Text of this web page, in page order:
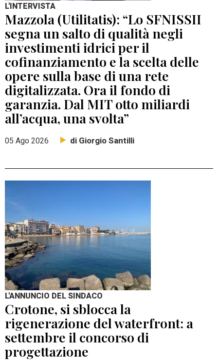
L'INTERVISTA
Mazzola (Utilitatis): “Lo SFNISSII
segna un salto di qualità negli
investimenti idrici per il
cofinanziamento e la scelta delle
opere sulla base di una rete
digitalizzata. Ora il fondo di
garanzia. Dal MIT otto miliardi
all’acqua, una svolta”
05 Ago 2026 di Giorgio Santilli
L'ANNUNCIO DEL SINDACO
Crotone, si sblocca la
rigenerazione del waterfront: a
settembre il concorso di
progettazione